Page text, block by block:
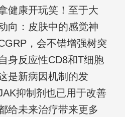
健康开玩笑！至于大
向：皮肤中的感觉神
，会不错增强树突
身反应性CD8和T细胞
是新病因机制的发
抑制剂也已用于改善
给未来治疗带来更多